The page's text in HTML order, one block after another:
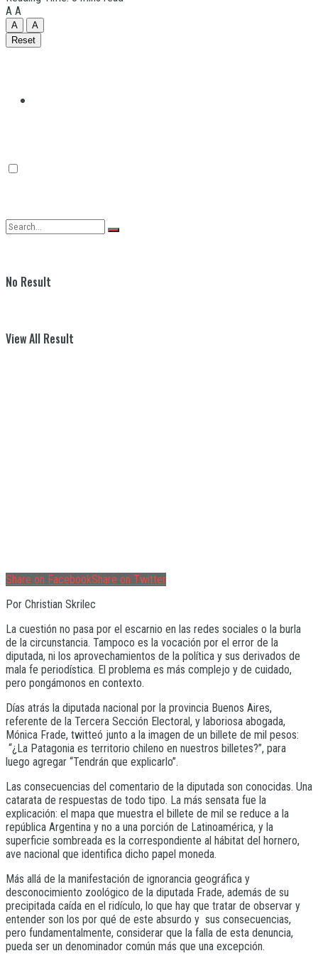
Quilmes
No Result
View All Result
A A
A
A
Reset
Share on FacebookShare on Twitter
Por Christian Skrilec
La cuestión no pasa por el escarnio en las redes sociales o la burla
de la circunstancia. Tampoco es la vocación por el error de la
diputada, ni los aprovechamientos de la política y sus derivados de
mala fe periodística. El problema es más complejo y de cuidado,
pero pongámonos en contexto.
Días atrás la diputada nacional por la provincia Buenos Aires,
referente de la Tercera Sección Electoral, y laboriosa abogada,
Mónica Frade, twitteó junto a la imagen de un billete de mil pesos:
“¿La Patagonia es territorio chileno en nuestros billetes?”, para
luego agregar “Tendrán que explicarlo”.
Las consecuencias del comentario de la diputada son conocidas. Una
catarata de respuestas de todo tipo. La más sensata fue la
explicación: el mapa que muestra el billete de mil se reduce a la
república Argentina y no a una porción de Latinoamérica, y la
superficie sombreada es la correspondiente al hábitat del hornero,
ave nacional que identifica dicho papel moneda.
Más allá de la manifestación de ignorancia geográfica y
desconocimiento zoológico de la diputada Frade, además de su
precipitada caída en el ridículo, lo que hay que tratar de observar y
entender son los por qué de este absurdo y sus consecuencias,
pero fundamentalmente, considerar que la falla de esta denuncia,
pueda ser un denominador común más que una excepción.